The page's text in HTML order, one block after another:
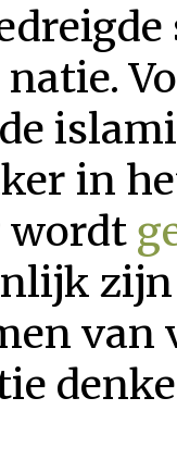
natie.
in
wordt
van